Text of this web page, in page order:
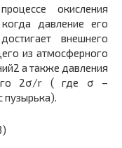
окисления
давление его
внешнего
из атмосферного
а также давления
2σ/r ( где σ –
пузырька).